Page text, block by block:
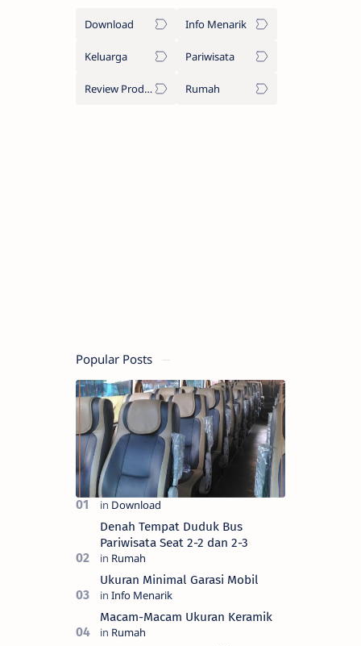
Download Info Menarik
Keluarga Pariwisata
Review Produk Rumah
Popular Posts
Denah Tempat Duduk Bus
Pariwisata Seat 2-2 dan 2-3
Ukuran Minimal Garasi Mobil
Macam-Macam Ukuran Keramik